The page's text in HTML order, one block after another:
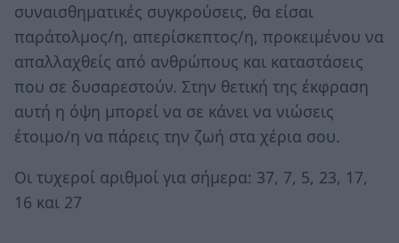
συναισθηματικές συγκρούσεις, θα είσαι
παράτολμος/η, απερίσκεπτος/η, προκειμένου να
απαλλαχθείς από ανθρώπους και καταστάσεις
που σε δυσαρεστούν. Στην θετική της έκφραση
αυτή η όψη μπορεί να σε κάνει να νιώσεις
έτοιμο/η να πάρεις την ζωή στα χέρια σου.
Οι τυχεροί αριθμοί για σήμερα: 37, 7, 5, 23, 17,
16 και 27